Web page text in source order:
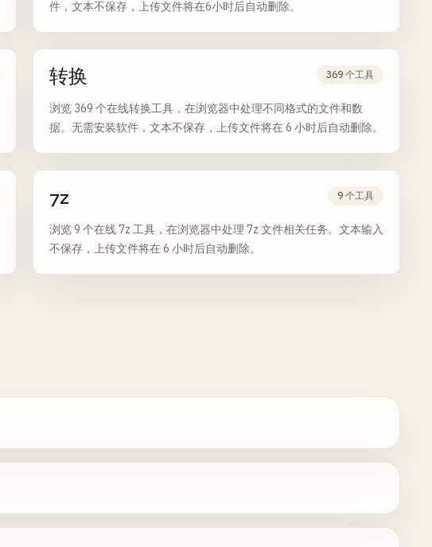
件，文本不保存，上传文件将在6小时后自动删除。
转换 369 个工具
浏览 369 个在线转换工具，在浏览器中处理不同格式的文件和数
据。无需安装软件，文本不保存，上传文件将在 6 小时后自动删除。
7z 9 个工具
浏览 9 个在线 7z 工具，在浏览器中处理 7z 文件相关任务。文本输入
不保存，上传文件将在 6 小时后自动删除。